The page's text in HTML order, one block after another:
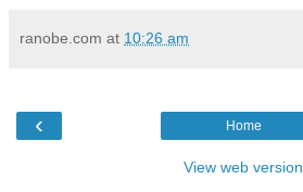
ranobe.com at 10:26 am
‹ Home
View web version